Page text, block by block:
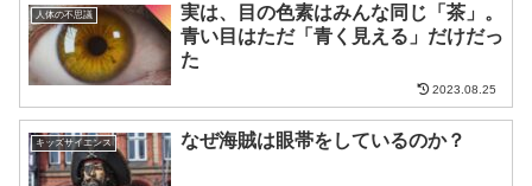
人体の不思議
実は、目の色素はみんな同じ「茶」。
青い目はただ「青く見える」だけだっ
た
2023.08.25
キッズサイエンス なぜ海賊は眼帯をしているのか？